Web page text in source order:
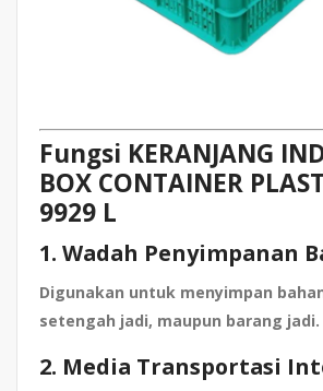
Fungsi KERANJANG
BOX CONTAINER
9929 L
1. Wadah Penyimpanan
Digunakan untuk menyimpan
setengah jadi, maupun barang jadi.
2. Media Transportasi